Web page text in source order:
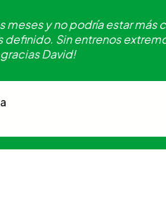
meses y no podría estar más
definido. Sin entrenos
David!